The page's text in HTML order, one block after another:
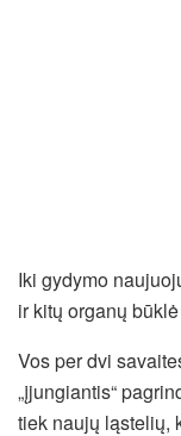
Iki gydymo
ir kitų organų
Vos per dvi
„įjungiantis“
tiek naujų ląstelių,